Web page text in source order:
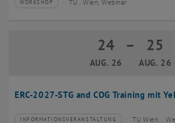
Veranstaltungstyp:
WORKSHOP
Veranstaltungsort:TU , Wien, Webinar
ERC-2027-STG and COG Training mit
24
AUG. 26
24 August
– 25
AUG. 26
INFORMATIONSVERANSTALTUNG TU Wien, .